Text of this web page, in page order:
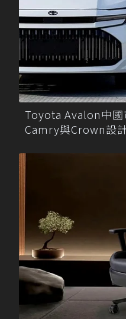
Toyota Avalon中國
Camry與Crown設